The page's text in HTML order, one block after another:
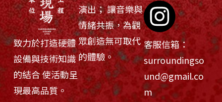
致力於打造硬體
設備與技術知識
的結合 使活動呈
現最高品質。
演出； 讓音樂與
情緒共振，為觀
眾創造無可取代
的體驗。
客服信箱：
surroundingso
und@gmail.co
m